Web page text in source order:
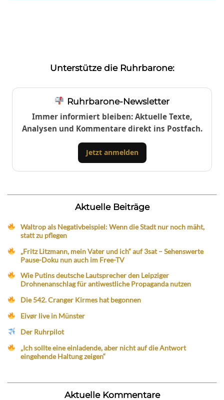
Unterstütze die Ruhrbarone:
Ruhrbarone-Newsletter
Immer informiert bleiben: Aktuelle Texte,
Analysen und Kommentare direkt ins Postfach.
Jetzt anmelden
Aktuelle Beiträge
Waltrop als Negativbeispiel: Wenn die Stadt nur noch mäht,
statt zu pflegen
„Fritz Litzmann, mein Vater und ich“ auf 3sat – Sehenswerte
Pause-Doku nun auch im Free-TV
Wie Putins deutsche Lautsprecher den Leipziger
Drohnenanschlag für antiwestliche Propaganda nutzen
Die 542. Cranger Kirmes hat begonnen
Eivør live in Münster
Der Ruhrpilot
„Ich sollte eine einladende, aber nicht auf die Antwort
eingehende Haltung zeigen“
Aktuelle Kommentare